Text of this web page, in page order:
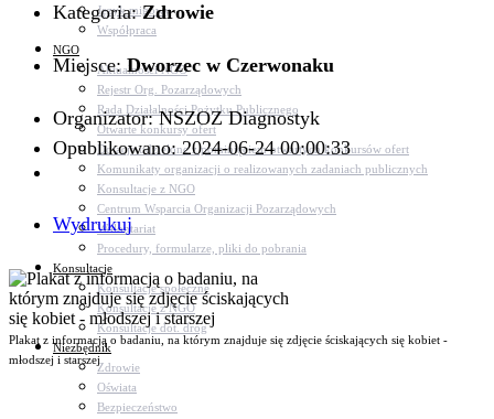
Język migowy
Współpraca
NGO
Aktualności NGO
Rejestr Org. Pozarządowych
Rada Działalności Pożytku Publicznego
Otwarte konkursy ofert
Dotacje udzielone z pominięciem otwartych konkursów ofert
Komunikaty organizacji o realizowanych zadaniach publicznych
Konsultacje z NGO
Centrum Wsparcia Organizacji Pozarządowych
Wolontariat
Procedury, formularze, pliki do pobrania
Konsultacje
Konsultacje społeczne
Konsultacje z NGO
Konsultacje dot. dróg
Niezbędnik
Zdrowie
Oświata
Bezpieczeństwo
Kategoria:Zdrowie
Miejsce:Dworzec w Czerwonaku
Organizator: NSZOZ Diagnostyk
Opublikowano: 2024-06-24 00:00:33
Wydrukuj
Plakat z informacją o badaniu, na którym znajduje się zdjęcie ściskających się kobiet -
młodszej i starszej